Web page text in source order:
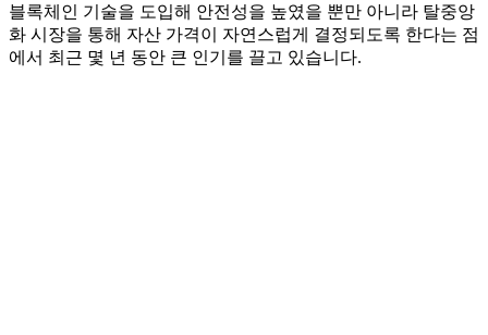
블록체인 기술을 도입해 안전성을 높였을 뿐만 아니라 탈중앙
화 시장을 통해 자산 가격이 자연스럽게 결정되도록 한다는 점
에서 최근 몇 년 동안 큰 인기를 끌고 있습니다.